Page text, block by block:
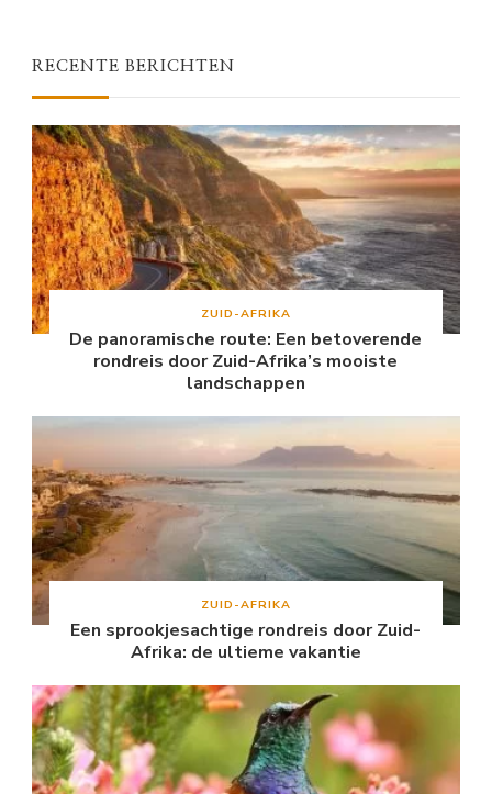
RECENTE BERICHTEN
ZUID-AFRIKA
De panoramische route: Een betoverende
rondreis door Zuid-Afrika’s mooiste
landschappen
ZUID-AFRIKA
Een sprookjesachtige rondreis door Zuid-
Afrika: de ultieme vakantie